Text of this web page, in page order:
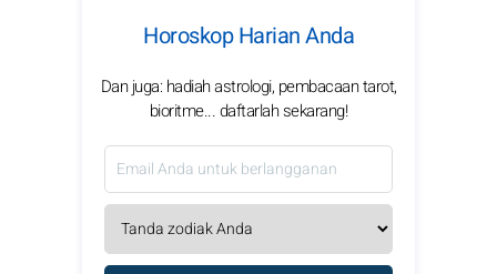
Horoskop Harian Anda
Dan juga: hadiah astrologi, pembacaan tarot,
bioritme... daftarlah sekarang!